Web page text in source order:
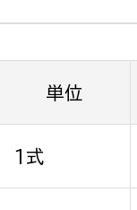
単位
1式